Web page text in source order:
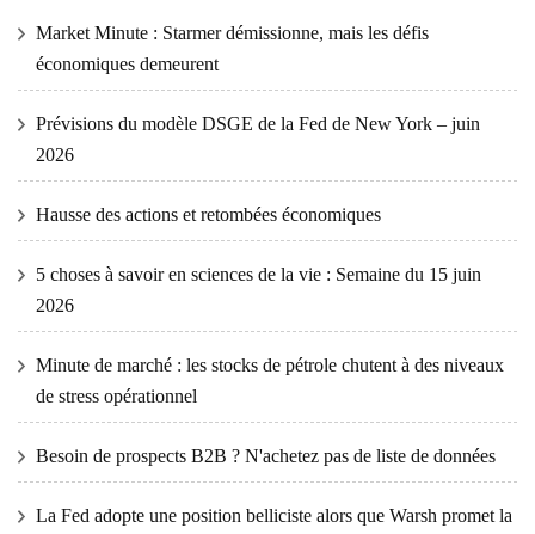
Market Minute : Starmer démissionne, mais les défis
économiques demeurent
Prévisions du modèle DSGE de la Fed de New York – juin
2026
Hausse des actions et retombées économiques
5 choses à savoir en sciences de la vie : Semaine du 15 juin
2026
Minute de marché : les stocks de pétrole chutent à des niveaux
de stress opérationnel
Besoin de prospects B2B ? N'achetez pas de liste de données
La Fed adopte une position belliciste alors que Warsh promet la